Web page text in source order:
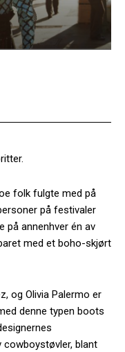
folk fulgte med på
på festivaler
på annenhver én av
med et boho-skjørt
og Olivia Palermo er
denne typen boots
blant